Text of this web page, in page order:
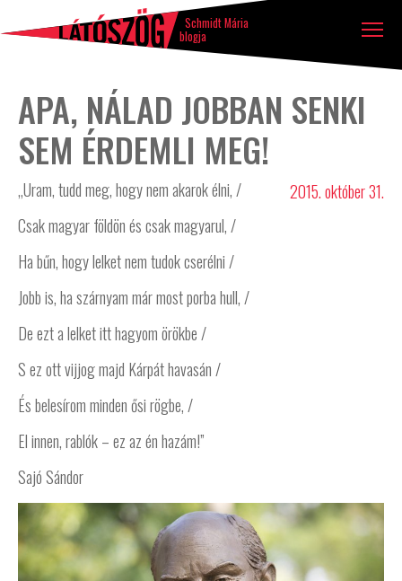
Látószög
blog Schmidt Mária
blogja
Tovább a tartalomhoz
Ugrás a lábléchez
APA, NÁLAD JOBBAN SENKI
SEM ÉRDEMLI MEG!
2015. október 31.
„Uram, tudd meg, hogy nem akarok élni, /
Csak magyar földön és csak magyarul, /
Ha bűn, hogy lelket nem tudok cserélni /
Jobb is, ha szárnyam már most porba hull, /
De ezt a lelket itt hagyom örökbe /
S ez ott vijjog majd Kárpát havasán /
És belesírom minden ősi rögbe, /
El innen, rablók – ez az én hazám!”
Sajó Sándor